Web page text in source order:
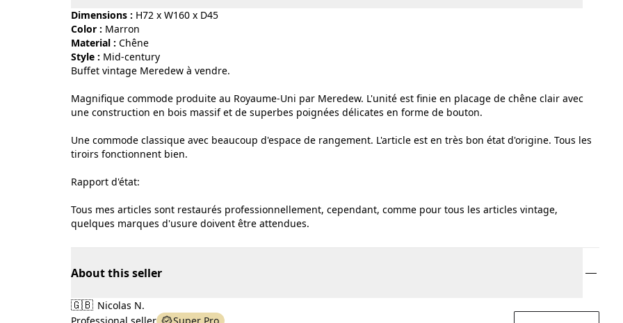
Dimensions : H72 x W160 x D45
Color :
marron
Material :
chêne
Style :
mid-century
Buffet vintage Meredew à vendre.
Magnifique commode produite au Royaume-Uni par Meredew. L'unité est finie en placage de chêne clair avec
une construction en bois massif et de superbes poignées délicates en forme de bouton.
Une commode classique avec beaucoup d'espace de rangement. L'article est en très bon état d'origine. Tous les
tiroirs fonctionnent bien.
Rapport d'état:
Tous mes articles sont restaurés professionnellement, cependant, comme pour tous les articles vintage,
quelques marques d'usure doivent être attendues.
About this seller
🇬🇧 Nicolas N.